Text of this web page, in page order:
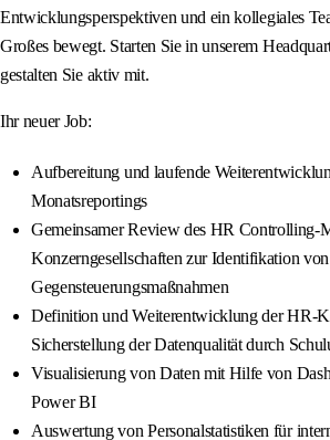
Entwicklungsperspektiven und ein kollegiales
Großes bewegt. Starten Sie in unserem
gestalten Sie aktiv mit.
Ihr neuer Job:
Aufbereitung und laufende
Monatsreportings
Gemeinsamer Review des HR Controlling-
Konzerngesellschaften zur Identifikation
Gegensteuerungsmaßnahmen
Definition und Weiterentwicklung der HR-
Sicherstellung der Datenqualität durch
Visualisierung von Daten mit Hilfe von
Power BI
Auswertung von Personalstatistiken für